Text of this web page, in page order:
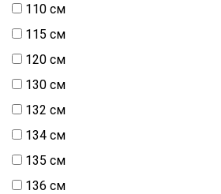
110 см
115 см
120 см
130 см
132 см
134 см
135 см
136 см